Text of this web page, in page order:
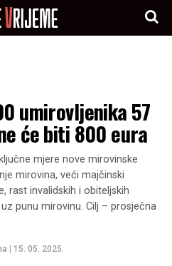
umirovljenika 57
će biti 800 eura
mjere nove mirovinske
mirovina, veći majčinski
rast invalidskih i obiteljskih
punu mirovinu. Cilj – prosječna
15. 05. 2025.